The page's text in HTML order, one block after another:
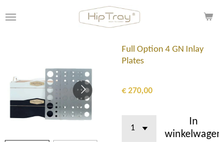
direct
Full Option 4 GN Inlay
Plates
€ 270,00
In